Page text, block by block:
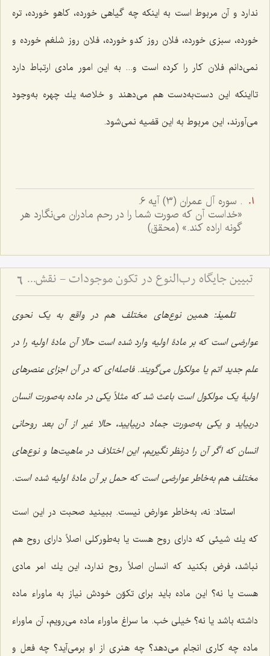
ندارد و آن مربوط است به اینكه چه گیاهى خورده، كاهو خورده، تره
خورده، سبزى خورده، فلان روز كدو خورده، فلان روز شلغم خورده و
نمى‌دانم فلان كار را كرده است و... به این امور مادى ارتباط دارد
تااینكه این دست‌به‌دست هم مى‌دهند و خلاصه یك چهره به‌وجود
مى‌آورند، این مربوط به این قضیه نمى‌شود.
. سوره آل عمران (3) آیه 6.
«خداست آن كه صورت شما را در رحم مادران مى‌نگارد هر
گونه اراده كند.» (محقق)
تبیین جایگاه رب‌النوع در تکون موجودات - نقش عقل مجرد در تحقق و تمایز انواع مادی 6
تلمیذ:همین نوع‌هاى مختلف هم در واقع به یک نحوی
عوارضى است كه بر مادۀ اولیه وارد شده است حالا آن مادۀ اولیه را در
علم جدید اتم یا مولكول مى‌گویند. فاصله‌اى كه در آن اجزاى عنصرهاى
اولیۀ یک مولكول است باعث شد كه مثلاً یكى در ماده به‌صورت انسان
دربیاید و یكى به‌صورت جماد دربیایید، حالا غیر از آن بعد روحانى
انسان که اگر آن را درنظر نگیریم، این اختلاف در ماهیت‌ها و نوع‌هاى
مختلف هم به‌خاطر عوارضى است كه حمل بر آن مادۀ اولیه شده است.
استاد: نه، به‌خاطر عوارض نیست. ببینید صحبت در این است
كه یك‌ شیئى كه داراى روح هست یا به‌طوركلى اصلاً داراى روح هم
نباشد، فرض بكنید كه انسان اصلاً روح ندارد، این یك امر مادى
هست یا نه؟ این ماده باید براى تكوّن خودش نیاز به ماوراء ماده
داشته باشد یا نه؟ خیلى خب. ما سراغ ماوراء ماده مى‌رویم، آن ماوراء
ماده چه كارى انجام مى‌دهد؟ چه هنرى از او برمى‌آید؟ چه فعل و